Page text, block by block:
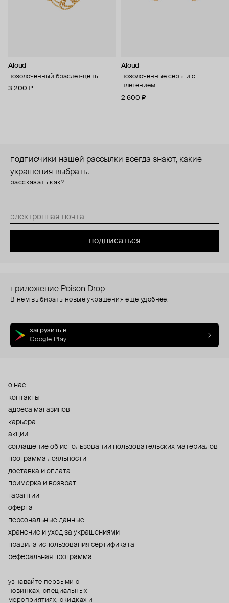
Aloud
позолоченный браслет-цепь
3 200 ₽
Aloud
позолоченные серьги с
плетением
2 600 ₽
подписчики нашей рассылки всегда знают, какие
украшения выбрать.
рассказать как?
подписаться
приложение Poison Drop
В нем выбирать новые украшения еще удобнее.
загрузить в
Google Play
о нас
контакты
адреса магазинов
карьера
акции
cоглашение об использовании пользовательских материалов
программа лояльности
доставка и оплата
примерка и возврат
гарантии
оферта
персональные данные
хранение и уход за украшениями
правила использования сертификата
реферальная программа
узнавайте первыми о
новинках, специальных
мероприятиях, скидках и